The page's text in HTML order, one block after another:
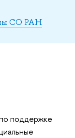
СО РАН
поддержке